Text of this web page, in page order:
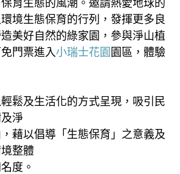
育生態的風潮。邀請熱愛地球的
境生態保育的行列，發揮更多良
美好自然的綠家園，參與淨山植
門票進入小瑞士花園 園區，體驗
鬆及生活化的方式呈現，吸引民
淨
「生態保育」之意義及
整體
。